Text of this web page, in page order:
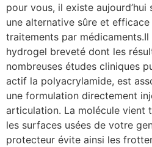
pour vous, il existe
une alternative sûre et
traitements par médicaments.Il
hydrogel breveté dont les
nombreuses études cliniques
actif la polyacrylamide, est
une formulation directement
articulation. La molécule vient
les surfaces usées de votre
protecteur évite ainsi les